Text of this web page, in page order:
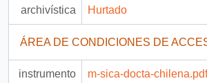
archivística
Hurtado
ÁREA DE CONDICIONES DE
instrumento
m-sica-docta-chilena.pdf